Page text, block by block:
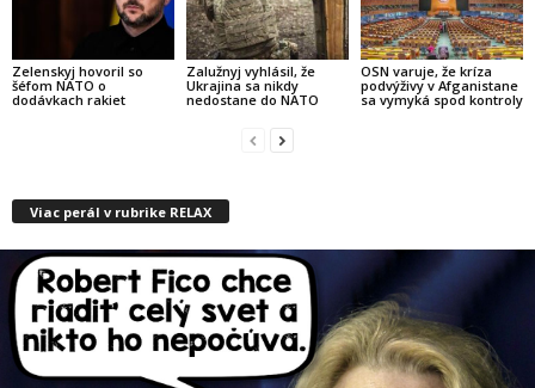
Zelenskyj hovoril so
šéfom NATO o
dodávkach rakiet
Zalužnyj vyhlásil, že
Ukrajina sa nikdy
nedostane do NATO
OSN varuje, že kríza
podvýživy v Afganistane
sa vymyká spod kontroly
Viac perál v rubrike RELAX